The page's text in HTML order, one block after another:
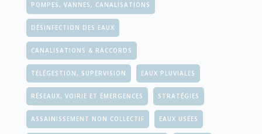
POMPES, VANNES, CANALISATIONS
DÉSINFECTION DES EAUX
CANALISATIONS & RACCORDS
TÉLÉGESTION, SUPERVISION EAUX PLUVIALES
RÉSEAUX, VOIRIE ET ÉMERGENCES STRATÉGIES
ASSAINISSEMENT NON COLLECTIF EAUX USÉES